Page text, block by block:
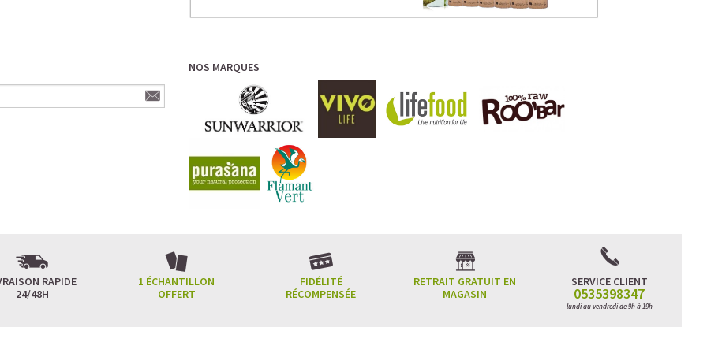
NOS MARQUES
RAPIDE
24/48H
1 ÉCHANTILLON
OFFERT
FIDÉLITÉ
RÉCOMPENSÉE
RETRAIT GRATUIT EN
MAGASIN
SERVICE CLIENT
0535398347
lundi au vendredi de 9h à 19h